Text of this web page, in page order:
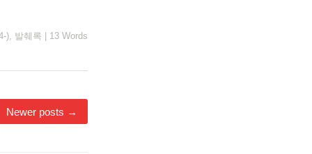
), 발췌록 13 Words
Newer posts →